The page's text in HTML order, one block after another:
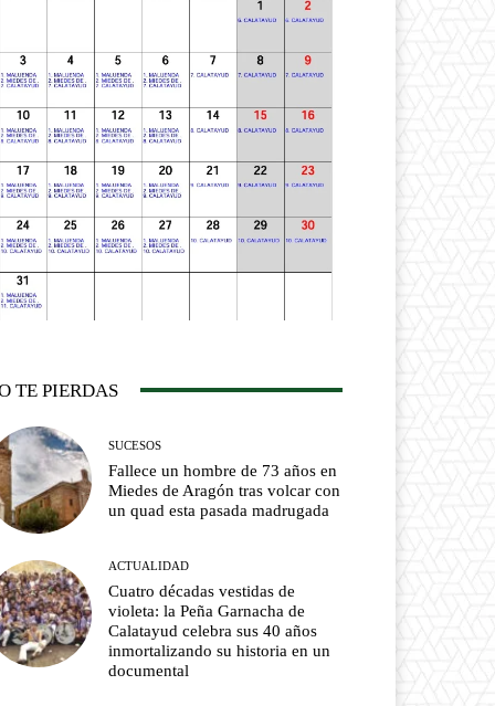
TE PIERDAS
SUCESOS
Fallece un hombre de 73 años en
Miedes de Aragón tras volcar con
un quad esta pasada madrugada
ACTUALIDAD
Cuatro décadas vestidas de
violeta: la Peña Garnacha de
Calatayud celebra sus 40 años
inmortalizando su historia en un
documental